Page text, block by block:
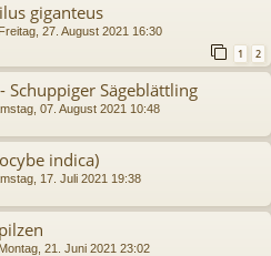
giganteus
Freitag, 27. August 2021 16:30
1 2
Schuppiger Sägeblättling
07. August 2021 10:48
indica)
17. Juli 2021 19:38
Montag, 21. Juni 2021 23:02